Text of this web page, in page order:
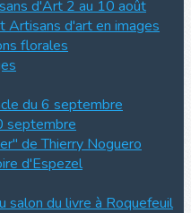
d'Art 2 au 10 août
d'art en images
florales
du 6 septembre
septembre
de Thierry Noguero
d'Espezel
salon du livre à Roquefeuil